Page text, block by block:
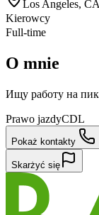
Los Angeles, CA
Kierowcy
Full-time
O mnie
Ищу работу на
Prawo jazdyCDL
Pokaż kontakty
Skarżyć się